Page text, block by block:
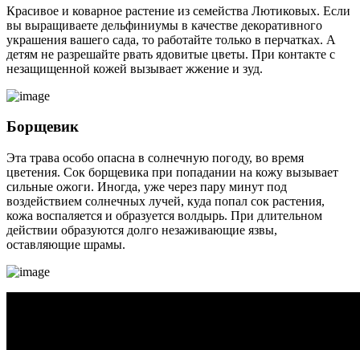
Красивое и коварное растение из семейства Лютиковых. Если
вы выращиваете дельфиниумы в качестве декоративного
украшения вашего сада, то работайте только в перчатках. А
детям не разрешайте рвать ядовитые цветы. При контакте с
незащищенной кожей вызывает жжение и зуд.
Борщевик
Эта трава особо опасна в солнечную погоду, во время
цветения. Сок борщевика при попадании на кожу вызывает
сильные ожоги. Иногда, уже через пару минут под
воздействием солнечных лучей, куда попал сок растения,
кожа воспаляется и образуется волдырь. При длительном
действии образуются долго незаживающие язвы,
оставляющие шрамы.